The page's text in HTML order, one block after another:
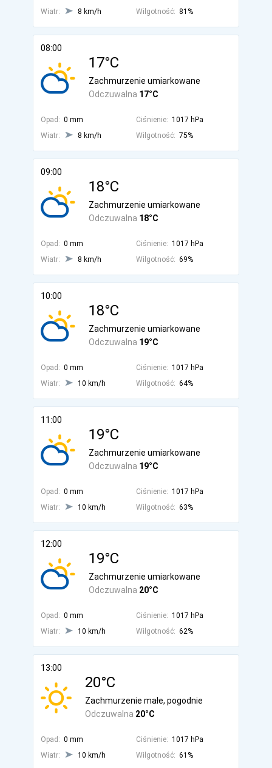
Wiatr: 8 km/h Wilgotność: 81%
08:00
17°C
Odczuwalna 17°C
Zachmurzenie umiarkowane
Opad: 0 mm Ciśnienie: 1017 hPa
Wiatr:
8 km/h Wilgotność: 75%
09:00
18°C
Odczuwalna 18°C
Zachmurzenie umiarkowane
Opad: 0 mm Ciśnienie: 1017 hPa
Wiatr:
8 km/h Wilgotność: 69%
10:00
18°C
Odczuwalna 19°C
Zachmurzenie umiarkowane
Opad: 0 mm Ciśnienie: 1017 hPa
Wiatr:
10 km/h Wilgotność: 64%
11:00
19°C
Odczuwalna 19°C
Zachmurzenie umiarkowane
Opad: 0 mm Ciśnienie: 1017 hPa
Wiatr:
10 km/h Wilgotność: 63%
12:00
19°C
Odczuwalna 20°C
Zachmurzenie umiarkowane
Opad: 0 mm Ciśnienie: 1017 hPa
Wiatr:
10 km/h Wilgotność: 62%
13:00
20°C
Odczuwalna 20°C
Zachmurzenie małe, pogodnie
Opad: 0 mm Ciśnienie: 1017 hPa
Wiatr:
10 km/h Wilgotność: 61%